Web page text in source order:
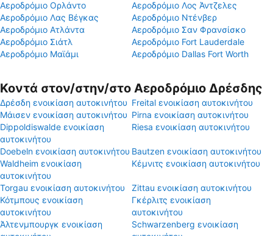
Αεροδρόμιο Ορλάντο
Αεροδρόμιο Λος Άντζελες
Αεροδρόμιο Λας Βέγκας
Αεροδρόμιο Ντένβερ
Αεροδρόμιο Ατλάντα
Αεροδρόμιο Σαν Φρανσίσκο
Αεροδρόμιο Σιάτλ
Αεροδρόμιο Fort Lauderdale
Αεροδρόμιο Μαϊάμι
Αεροδρόμιο Dallas Fort Worth
Κοντά στον/στην/στο Αεροδρόμιο Δρέσδης
Δρέσδη ενοικίαση αυτοκινήτου Freital ενοικίαση αυτοκινήτου
Μάισεν ενοικίαση αυτοκινήτου Pirna ενοικίαση αυτοκινήτου
Dippoldiswalde ενοικίαση
αυτοκινήτου
Riesa ενοικίαση αυτοκινήτου
Doebeln ενοικίαση αυτοκινήτου Bautzen ενοικίαση αυτοκινήτου
Waldheim ενοικίαση
αυτοκινήτου
Κέμνιτς ενοικίαση αυτοκινήτου
Torgau ενοικίαση αυτοκινήτου
Zittau ενοικίαση αυτοκινήτου
Κότμπους ενοικίαση
αυτοκινήτου
Γκέρλιτς ενοικίαση
αυτοκινήτου
Άλτενμπουργκ ενοικίαση
Schwarzenberg ενοικίαση